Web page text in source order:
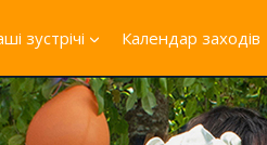
зустрічі Календар заходів